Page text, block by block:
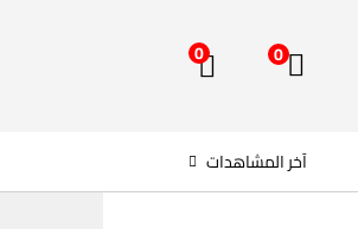
0
0
آخر المشاهدات